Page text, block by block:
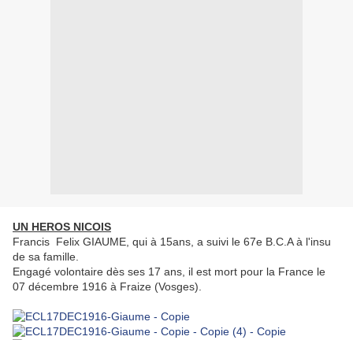
UN HEROS NICOIS
Francis Felix GIAUME, qui à 15ans, a suivi le 67e B.C.A à l'insu
de sa famille.
Engagé volontaire dès ses 17 ans, il est mort pour la France le
07 décembre 1916 à Fraize (Vosges).